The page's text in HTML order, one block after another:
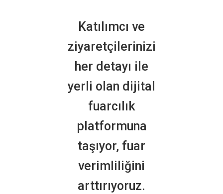
Katılımcı ve
ziyaretçilerinizi
her detayı ile
yerli olan dijital
fuarcılık
platformuna
taşıyor, fuar
verimliliğini
arttırıyoruz.